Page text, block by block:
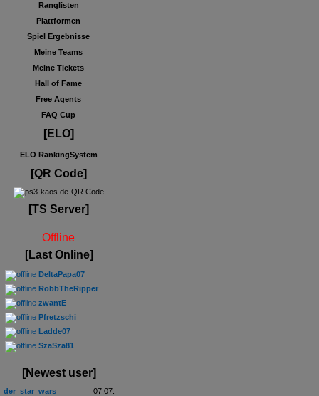
Ranglisten
Plattformen
Spiel Ergebnisse
Meine Teams
Meine Tickets
Hall of Fame
Free Agents
FAQ Cup
[ELO]
ELO RankingSystem
[QR Code]
[TS Server]
Offline
[Last Online]
DeltaPapa07
RobbTheRipper
zwantE
Pfretzschi
Ladde07
SzaSza81
[Newest user]
der_star_wars
07.07.